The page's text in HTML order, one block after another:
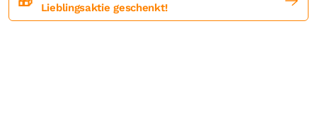
Lieblingsaktie geschenkt!